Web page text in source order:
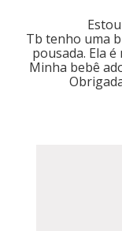
Tb tenho uma
pousada. Ela é
Minha bebê